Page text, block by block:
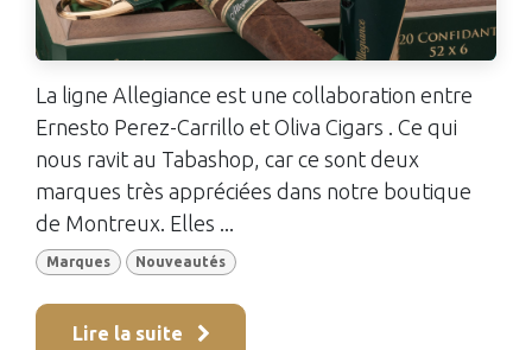
La ligne Allegiance est une collaboration entre
Ernesto Perez-Carrillo et Oliva Cigars . Ce qui
nous ravit au Tabashop, car ce sont deux
marques très appréciées dans notre boutique
de Montreux. Elles ...
Marques Nouveautés
Lire la suite